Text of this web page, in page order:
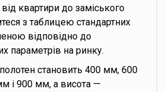
квартири до заміського
з таблицею стандартних
відповідно до
параметрів на ринку.
становить 400 мм, 600
і 900 мм, а висота —